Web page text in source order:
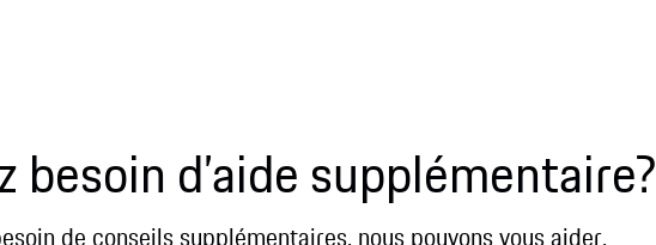
besoin d’aide supplémentaire?
de conseils supplémentaires, nous pouvons vous aider.